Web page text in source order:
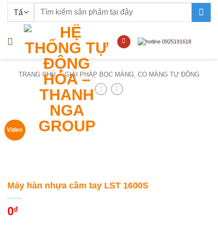
nội
Tìm
TRANG CHỦ / GIẢI PHÁP BỌC MÀNG, CO MÀNG TỰ ĐỘNG
Video
Máy hàn nhựa cầm tay LST 1600S
0₫